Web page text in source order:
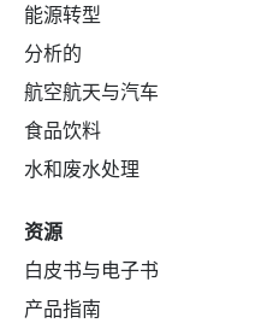
能源转型
分析的
航空航天与汽车
食品饮料
水和废水处理
资源
白皮书与电子书
产品指南